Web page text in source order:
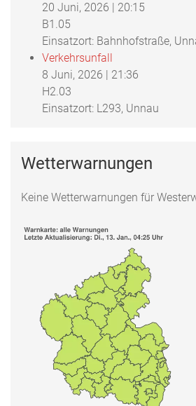
20 Juni, 2026 | 20:15
B1.05
Einsatzort: Bahnhofstraße,
Verkehrsunfall
8 Juni, 2026 | 21:36
H2.03
Einsatzort: L293, Unnau
Wetterwarnungen
Keine Wetterwarnungen für